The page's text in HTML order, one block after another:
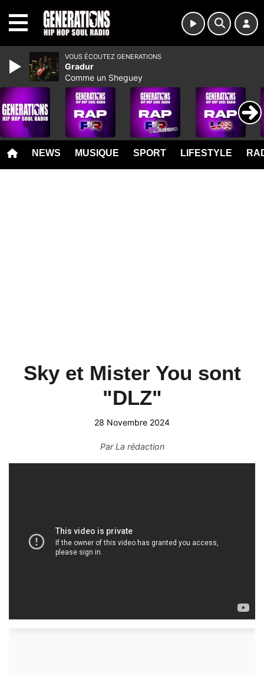
NEWS MUSIQUE SPORT LIFESTYLE
Sky et Mister You sont
"DLZ"
28 Novembre 2024
ParLa rédaction
VOUS ÉCOUTEZ GENERATIONS
Gradur
Comme un Sheguey